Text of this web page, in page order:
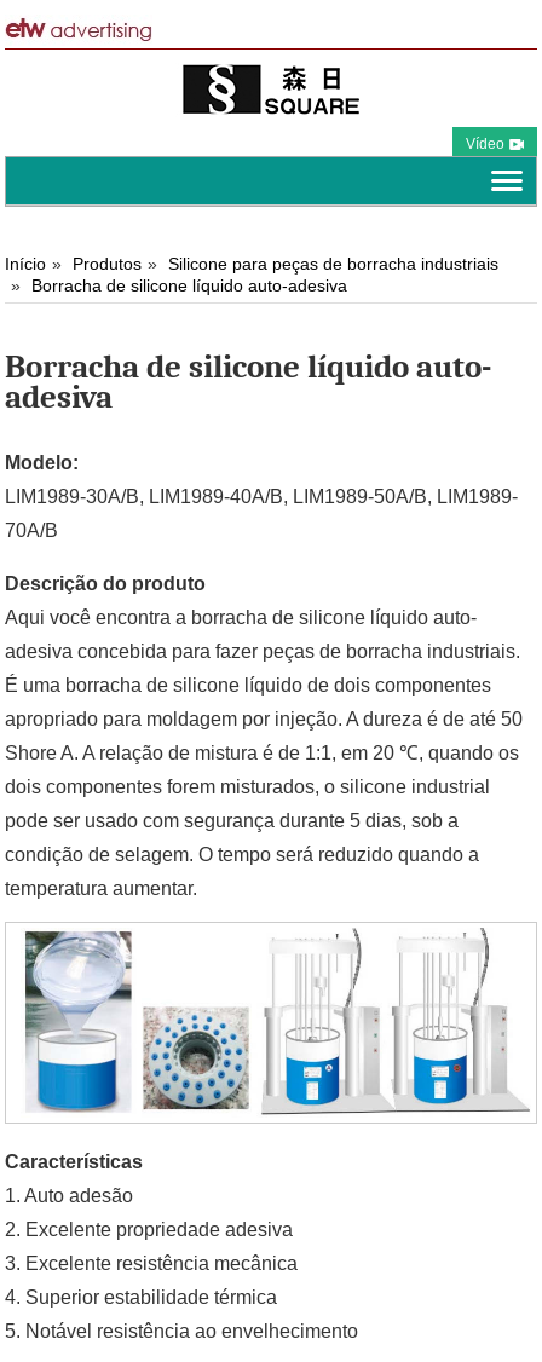
Vídeo
Início Produtos
Silicone para peças de borracha industriais
Borracha de silicone líquido auto-adesiva
Borracha de silicone líquido auto-
adesiva
Modelo:
LIM1989-30A/B, LIM1989-40A/B, LIM1989-50A/B, LIM1989-
70A/B
Descrição do produto
Aqui você encontra a borracha de silicone líquido auto-
adesiva concebida para fazer peças de borracha industriais.
É uma borracha de silicone líquido de dois componentes
apropriado para moldagem por injeção. A dureza é de até 50
Shore A. A relação de mistura é de 1:1, em 20 ℃, quando os
dois componentes forem misturados, o silicone industrial
pode ser usado com segurança durante 5 dias, sob a
condição de selagem. O tempo será reduzido quando a
temperatura aumentar.
Características
1. Auto adesão
2. Excelente propriedade adesiva
3. Excelente resistência mecânica
4. Superior estabilidade térmica
5. Notável resistência ao envelhecimento